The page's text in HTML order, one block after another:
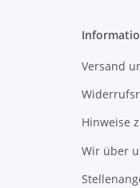
Versand
Hinweise
Wir über